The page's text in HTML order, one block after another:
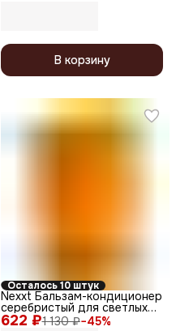
В корзину
Осталось 10 штук
622 ₽1 130 ₽−45%
Nexxt Бальзам-кондиционер
серебристый для светлых
волос, 1000 мл